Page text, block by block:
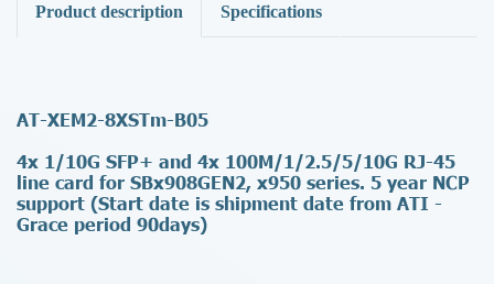
Product description Specifications
AT-XEM2-8XSTm-B05
4x 1/10G SFP+ and 4x 100M/1/2.5/5/10G RJ-45
line card for SBx908GEN2, x950 series. 5 year NCP
support (Start date is shipment date from ATI -
Grace period 90days)